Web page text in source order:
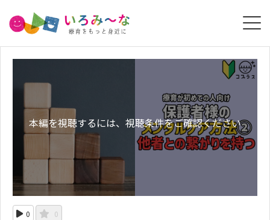
本編を視聴するには、視聴条件をご確認ください
0 0